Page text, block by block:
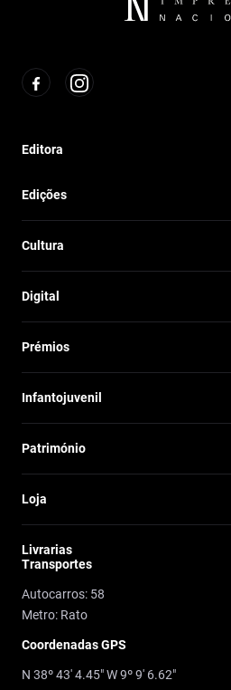
Editora
Edições
Cultura
Digital
Prémios
Infantojuvenil
Património
Loja
Livrarias
Transportes
Autocarros: 58
Metro: Rato
Coordenadas GPS
N 38º 43' 4.45" W 9º 9' 6.62"